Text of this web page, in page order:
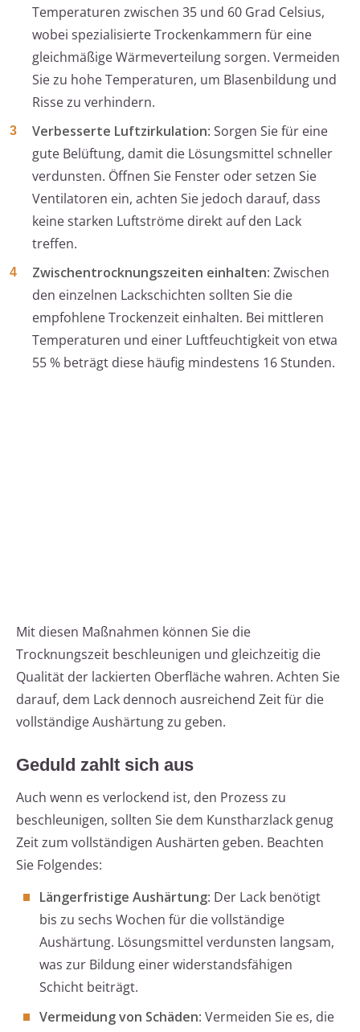
Temperaturen zwischen 35 und 60 Grad Celsius,
wobei spezialisierte Trockenkammern für eine
gleichmäßige Wärmeverteilung sorgen. Vermeiden
Sie zu hohe Temperaturen, um Blasenbildung und
Risse zu verhindern.
Verbesserte Luftzirkulation: Sorgen Sie für eine
gute Belüftung, damit die Lösungsmittel schneller
verdunsten. Öffnen Sie Fenster oder setzen Sie
Ventilatoren ein, achten Sie jedoch darauf, dass
keine starken Luftströme direkt auf den Lack
treffen.
Zwischentrocknungszeiten einhalten: Zwischen
den einzelnen Lackschichten sollten Sie die
empfohlene Trockenzeit einhalten. Bei mittleren
Temperaturen und einer Luftfeuchtigkeit von etwa
55 % beträgt diese häufig mindestens 16 Stunden.
Mit diesen Maßnahmen können Sie die
Trocknungszeit beschleunigen und gleichzeitig die
Qualität der lackierten Oberfläche wahren. Achten Sie
darauf, dem Lack dennoch ausreichend Zeit für die
vollständige Aushärtung zu geben.
Geduld zahlt sich aus
Auch wenn es verlockend ist, den Prozess zu
beschleunigen, sollten Sie dem Kunstharzlack genug
Zeit zum vollständigen Aushärten geben. Beachten
Sie Folgendes:
Längerfristige Aushärtung: Der Lack benötigt
bis zu sechs Wochen für die vollständige
Aushärtung. Lösungsmittel verdunsten langsam,
was zur Bildung einer widerstandsfähigen
Schicht beiträgt.
Vermeidung von Schäden: Vermeiden Sie es, die